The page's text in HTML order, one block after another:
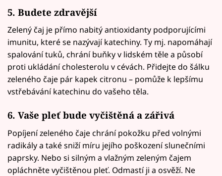
5. Budete zdravější
Zelený čaj je přímo nabitý antioxidanty podporujícími
imunitu, které se nazývají katechiny. Ty mj. napomáhají
spalování tuků, chrání buňky v lidském těle a působí
proti ukládání cholesterolu v cévách. Přidejte do šálku
zeleného čaje pár kapek citronu – pomůže k lepšímu
vstřebávání katechinu do vašeho těla.
6. Vaše pleť bude vyčištěná a zářivá
Popíjení zeleného čaje chrání pokožku před volnými
radikály a také sniží míru jejího poškození slunečními
paprsky. Nebo si silným a vlažným zeleným čajem
opláchněte vyčištěnou pleť. Odmastí ji a osvěží. Ne